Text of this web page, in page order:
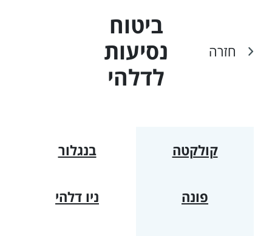
חזרה
ביטוח
נסיעות
לדלהי
קולקטה בנגלור
פונה ניו דלהי